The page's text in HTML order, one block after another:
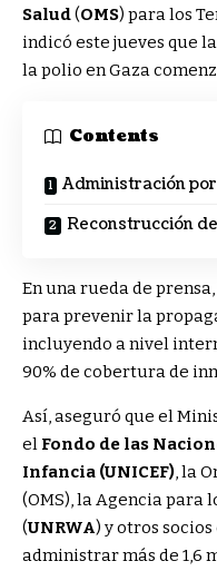
Salud(OMS) para los
indicó este jueves que
la polio en Gaza
Contents
Administración
Reconstrucción
En una rueda de
para prevenir la
incluyendo a nivel
90% de cobertura de
Así, aseguró que el
el Fondo de las
Infancia (UNICEF) , la
(OMS), la Agencia para
(UNRWA) y otros
administrar más de 1,6